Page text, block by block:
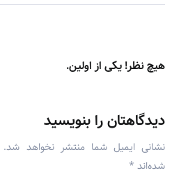
هیچ نظر! یکی از اولین.
دیدگاهتان را بنویسید
نشانی ایمیل شما منتشر نخواهد شد.
شده‌اند *